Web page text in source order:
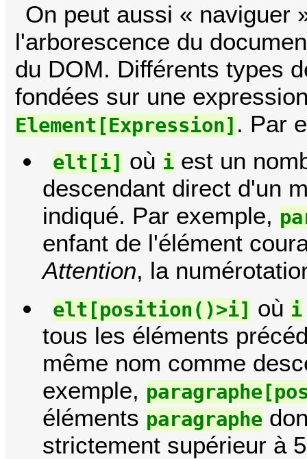
On peut aussi « naviguer
l'arborescence du
du DOM. Différents types
fondées sur une
Element[Expression] . Par
elt[i] où iest un
descendant direct d'un
indiqué. Par exemple,
enfant de l'élément
Attention, la
elt[position()>i] où i
tous les éléments
même nom comme
exemple,
éléments paragraphe
strictement supérieur à